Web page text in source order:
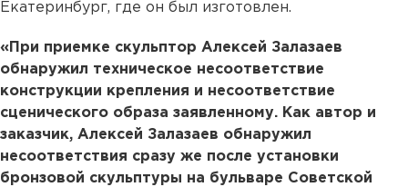
Екатеринбург, где он был изготовлен.
«При приемке скульптор Алексей Залазаев
обнаружил техническое несоответствие
конструкции крепления и несоответствие
сценического образа заявленному. Как автор и
заказчик, Алексей Залазаев обнаружил
несоответствия сразу же после установки
бронзовой скульптуры на бульваре Советской